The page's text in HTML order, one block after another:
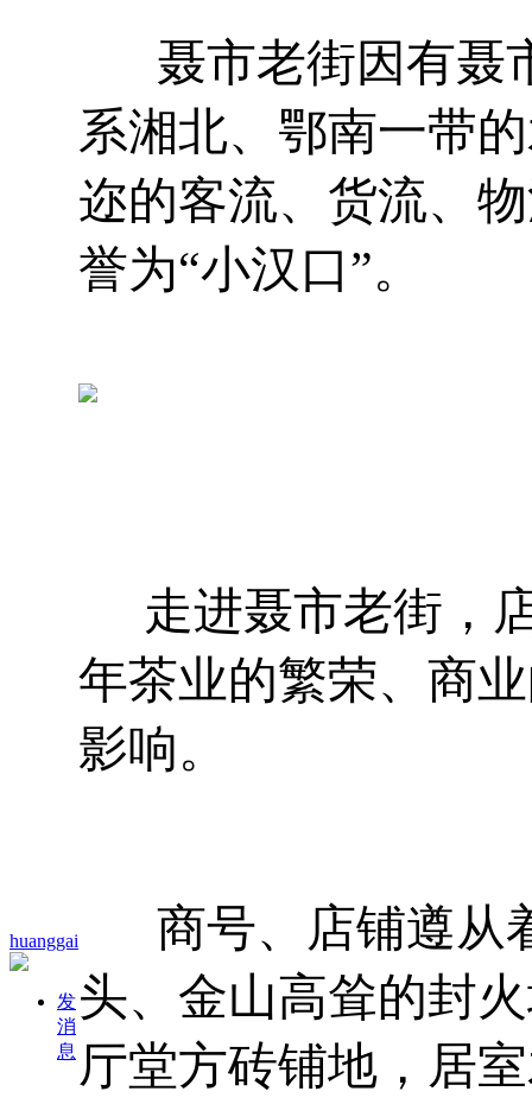
huanggai
发
消
息
聂市老街因有聂
系湘北、鄂南一带
迩的客流、货流、
誉为“小汉口”。
走进聂市老街，
年茶业的繁荣、商
影响。
商号、店铺遵从
头、金山高耸的封
厅堂方砖铺地，居